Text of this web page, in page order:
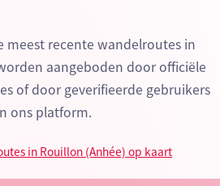
meest recente wandelroutes in
aangeboden door officiële
of door geverifieerde gebruikers
ons platform.
in Rouillon (Anhée) op kaart